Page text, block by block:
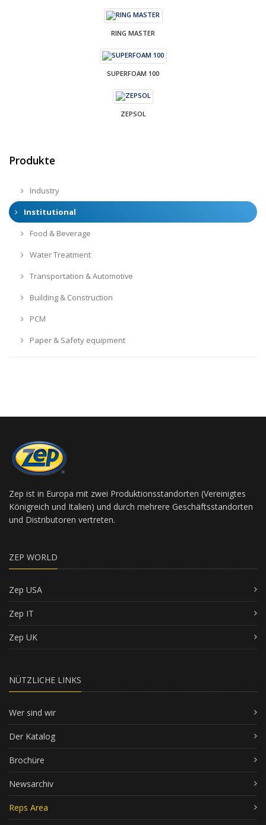
RING MASTER
SUPERFOAM 100
ZEPSOL
Produkte
Industry
Institutional
Food & Beverage
Water Treatment
Transportation & Automotive
Building & Construction
PCM
Paper & Safety equipment
Zep ist in Europa mit zwei Produktionsstandorten (Vereinigtes
Königreich und Italien) und durch mehrere Geschäftsstandorten
und Distributoren vertreten.
ZEP WORLD
Zep USA
Zep IT
Zep UK
NÜTZLICHE LINKS
Wer sind wir
Der Katalog
Brochüre
Newsarchiv
Reps Area